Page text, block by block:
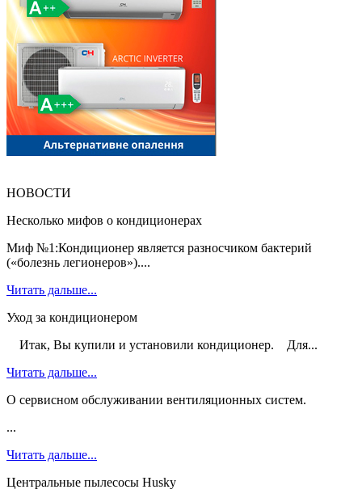
НОВОСТИ
Несколько мифов о кондиционерах
Миф №1:Кондиционер является разносчиком бактерий
(«болезнь легионеров»)....
Читать дальше...
Уход за кондиционером
Итак, Вы купили и установили кондиционер. Для...
Читать дальше...
О сервисном обслуживании вентиляционных систем.
...
Читать дальше...
Центральные пылесосы Husky